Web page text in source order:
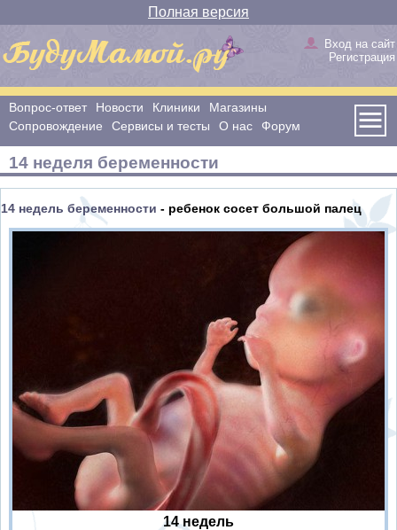
Полная версия
Вход на сайт
Регистрация
Вопрос-ответ Новости Клиники
Магазины
Сопровождение
Сервисы и тесты О нас Форум
14 неделя беременности
14 недель беременности - ребенок сосет большой палец
14 недель